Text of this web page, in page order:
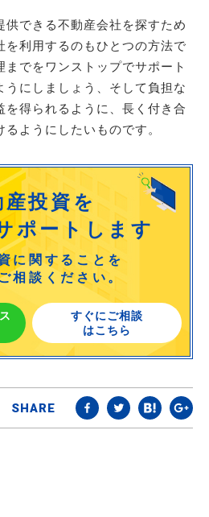
供できる不動産会社を探すため
を利用するのもひとつの方法で
でをワンストップでサポート
うにしましょう、そして負担な
を得られるように、長く付き合
ようにしたいものです。
産投資を
ポートします
に関することを
相談ください。
すぐにご相談
はこちら
SHARE